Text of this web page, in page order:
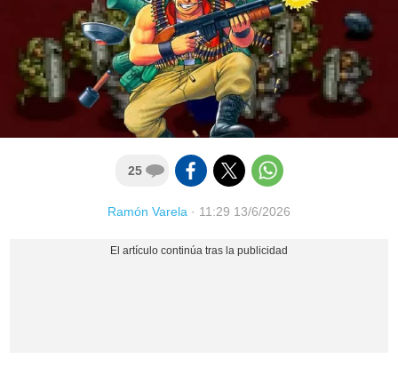
25
Ramón Varela · 11:29 13/6/2026